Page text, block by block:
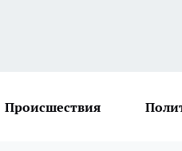
Происшествия